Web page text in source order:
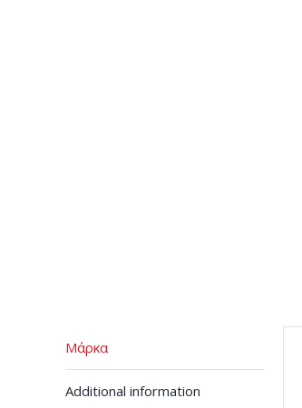
Μάρκα
Additional information